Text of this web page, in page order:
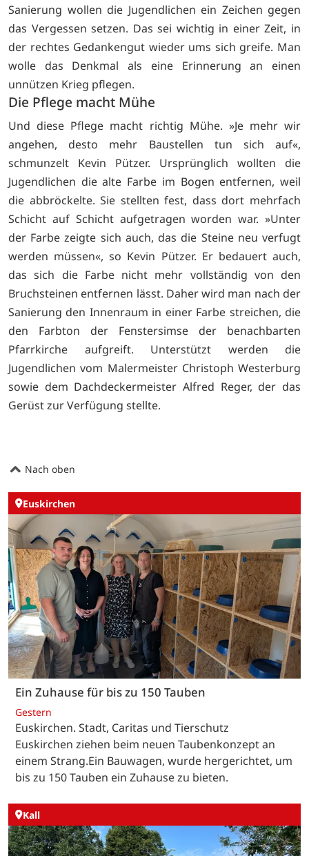
Sanierung wollen die Jugendlichen ein Zeichen gegen
das Vergessen setzen. Das sei wichtig in einer Zeit, in
der rechtes Gedankengut wieder ums sich greife. Man
wolle das Denkmal als eine Erinnerung an einen
unnützen Krieg pflegen.
Die Pflege macht Mühe
Und diese Pflege macht richtig Mühe. »Je mehr wir
angehen, desto mehr Baustellen tun sich auf«,
schmunzelt Kevin Pützer. Ursprünglich wollten die
Jugendlichen die alte Farbe im Bogen entfernen, weil
die abbröckelte. Sie stellten fest, dass dort mehrfach
Schicht auf Schicht aufgetragen worden war. »Unter
der Farbe zeigte sich auch, das die Steine neu verfugt
werden müssen«, so Kevin Pützer. Er bedauert auch,
das sich die Farbe nicht mehr vollständig von den
Bruchsteinen entfernen lässt. Daher wird man nach der
Sanierung den Innenraum in einer Farbe streichen, die
den Farbton der Fenstersimse der benachbarten
Pfarrkirche aufgreift. Unterstützt werden die
Jugendlichen vom Malermeister Christoph Westerburg
sowie dem Dachdeckermeister Alfred Reger, der das
Gerüst zur Verfügung stellte.
Nach oben
Euskirchen
Ein Zuhause für bis zu 150 Tauben
Gestern
Euskirchen. Stadt, Caritas und Tierschutz
Euskirchen ziehen beim neuen Taubenkonzept an
einem Strang.Ein Bauwagen, wurde hergerichtet, um
bis zu 150 Tauben ein Zuhause zu bieten.
Kall